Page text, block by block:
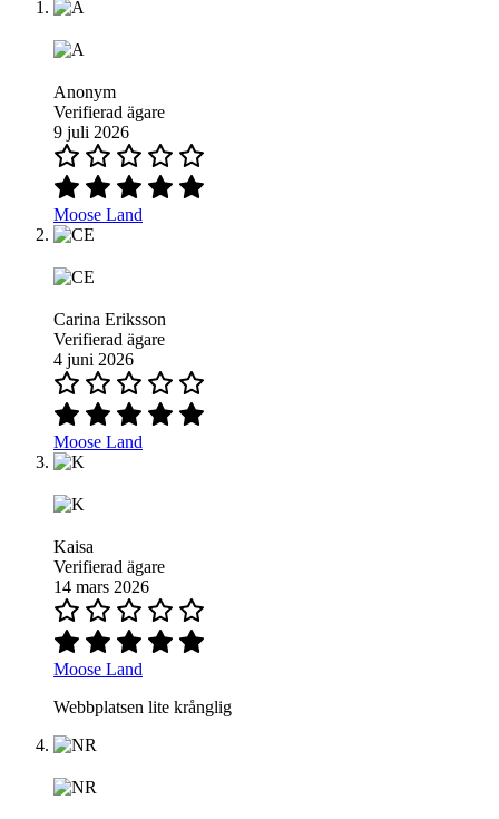
Anonym
Verifierad ägare
9 juli 2026
Moose Land
Carina Eriksson
Verifierad ägare
4 juni 2026
Moose Land
Kaisa
Verifierad ägare
14 mars 2026
Moose Land
Webbplatsen lite krånglig